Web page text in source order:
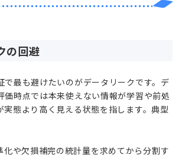
の回避
で最も避けたいのがデータリークです。デ
価時点では本来使えない情報が学習や前処
実態より高く見える状態を指します。典型
化や欠損補完の統計量を求めてから分割す